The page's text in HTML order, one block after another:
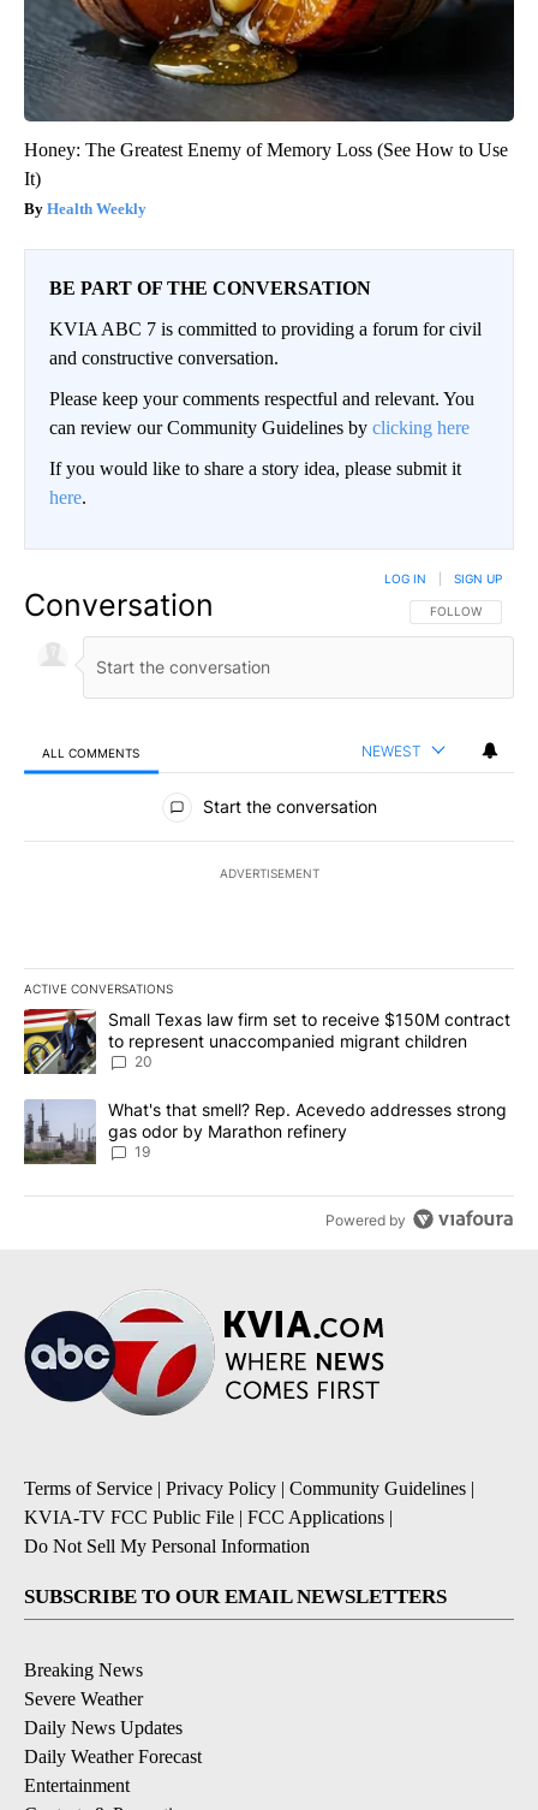
Honey: The Greatest Enemy of Memory Loss (See How to Use
It)
Health Weekly
BE PART OF THE CONVERSATION
KVIA ABC 7 is committed to providing a forum for civil
and constructive conversation.
Please keep your comments respectful and relevant. You
can review our Community Guidelines by clicking here
If you would like to share a story idea, please submit it
here.
Conversation FOLLOW THIS
FOLLOW
LOG IN SIGN UP
ALL COMMENTS NEWEST
All Comments
Start the conversation
ADVERTISEMENT
ACTIVE CONVERSATIONS
The following is a list of the most commented articles in the last
A trending article titled "Small Texas law firm set to receive
Small Texas law firm set to receive $150M contract
to represent unaccompanied migrant children
20
A trending article titled "What's that smell? Rep. Acevedo
What's that smell? Rep. Acevedo addresses strong
gas odor by Marathon refinery
19
Powered by
Terms of Service | Privacy Policy | Community Guidelines |
KVIA-TV FCC Public File | FCC Applications |
Do Not Sell My Personal Information
SUBSCRIBE TO OUR EMAIL NEWSLETTERS
Breaking News
Severe Weather
Daily News Updates
Daily Weather Forecast
Entertainment